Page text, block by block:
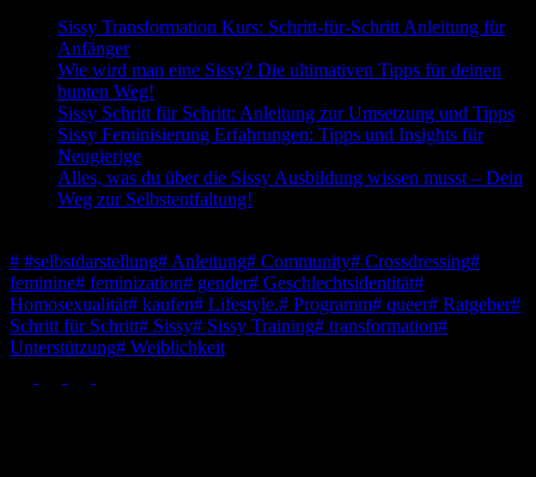
Sissy Transformation Kurs: Schritt-für-Schritt Anleitung für
Anfänger
Wie wird man eine Sissy? Die ultimativen Tipps für deinen
bunten Weg!
Sissy Schritt für Schritt: Anleitung zur Umsetzung und Tipps
Sissy Feminisierung Erfahrungen: Tipps und Insights für
Neugierige
Alles, was du über die Sissy Ausbildung wissen musst – Dein
Weg zur Selbstentfaltung!
# #selbstdarstellung# Anleitung# Community# Crossdressing#
feminine# feminization# gender# Geschlechtsidentität#
Homosexualität# kaufen# Lifestyle.# Programm# queer# Ratgeber#
Schritt für Schritt# Sissy# Sissy Training# transformation#
Unterstützung# Weiblichkeit